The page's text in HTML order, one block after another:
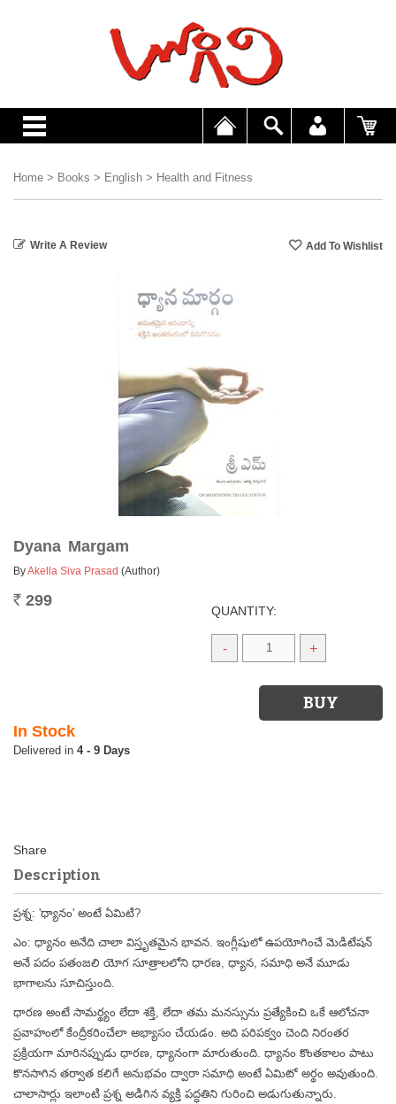
Home > Books > English > Health and Fitness
Write A Review
Dyana Margam
ByAkella Siva Prasad (Author)
Rs. 299
QUANTITY:
- +
In Stock
4 - 9 Days
Description
ప్రశ్న: 'ధ్యానం' అంటే ఏమిటి?
ఎం: ధ్యానం అనేది చాలా విస్తృతమైన భావన. ఇంగ్లీషులో ఉపయోగించే మెడిటేషన్
అనే పదం పతంజలి యోగ సూత్రాలలోని ధారణ, ధ్యాన, సమాధి అనే మూడు
భాగాలను సూచిస్తుంది.
ధారణ అంటే సామర్థ్యం లేదా శక్తి, లేదా తమ మనస్సును ప్రత్యేకించి ఒకే ఆలోచనా
ప్రవాహంలో కేంద్రీకరించేలా అభ్యాసం చేయడం. అది పరిపక్వం చెంది నిరంతర
ప్రక్రియగా మారినప్పుడు ధారణ, ధ్యానంగా మారుతుంది. ధ్యానం కొంతకాలం పాటు
కొనసాగిన తర్వాత కలిగే అనుభవం ద్వారా సమాధి అంటే ఏమిటో అర్థం అవుతుంది.
చాలాసార్లు ఇలాంటి ప్రశ్న అడిగిన వ్యక్తి పద్ధతిని గురించి అడుగుతున్నారు.